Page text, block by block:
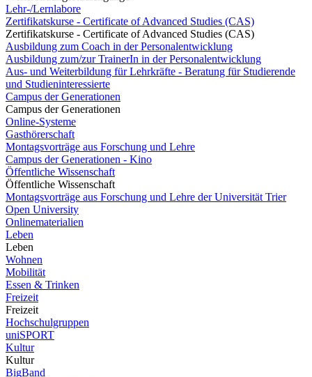
Lehr-/Lernlabore
Zertifikatskurse - Certificate of Advanced Studies (CAS)
Zertifikatskurse - Certificate of Advanced Studies (CAS)
Ausbildung zum Coach in der Personalentwicklung
Ausbildung zum/zur TrainerIn in der Personalentwicklung
Aus- und Weiterbildung für Lehrkräfte - Beratung für Studierende
und Studieninteressierte
Campus der Generationen
Campus der Generationen
Online-Systeme
Gasthörerschaft
Montagsvorträge aus Forschung und Lehre
Campus der Generationen - Kino
Öffentliche Wissenschaft
Öffentliche Wissenschaft
Montagsvorträge aus Forschung und Lehre der Universität Trier
Open University
Onlinematerialien
Leben
Leben
Wohnen
Mobilität
Essen & Trinken
Freizeit
Freizeit
Hochschulgruppen
uniSPORT
Kultur
Kultur
BigBand